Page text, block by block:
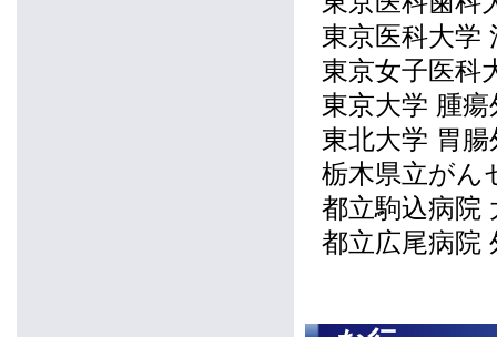
東京医科大学
東京女子医科
東京大学 腫瘍
東北大学 胃腸
栃木県立がん
都立駒込病院
都立広尾病院